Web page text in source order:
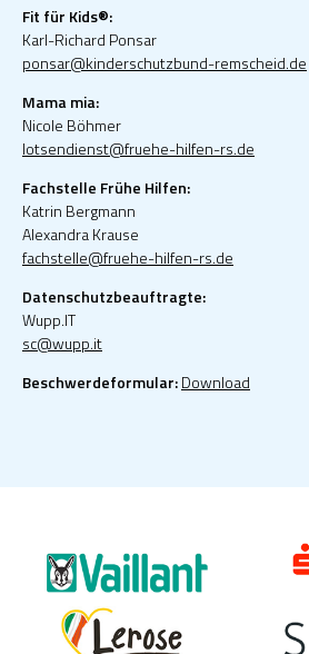
Fit für Kids®:
Karl-Richard Ponsar
ponsar@kinderschutzbund-remscheid.de
Mama mia:
Nicole Böhmer
lotsendienst@fruehe-hilfen-rs.de
Fachstelle Frühe Hilfen:
Katrin Bergmann
Alexandra Krause
fachstelle@fruehe-hilfen-rs.de
Datenschutzbeauftragte:
Wupp.IT
sc@wupp.it
Beschwerdeformular:Download